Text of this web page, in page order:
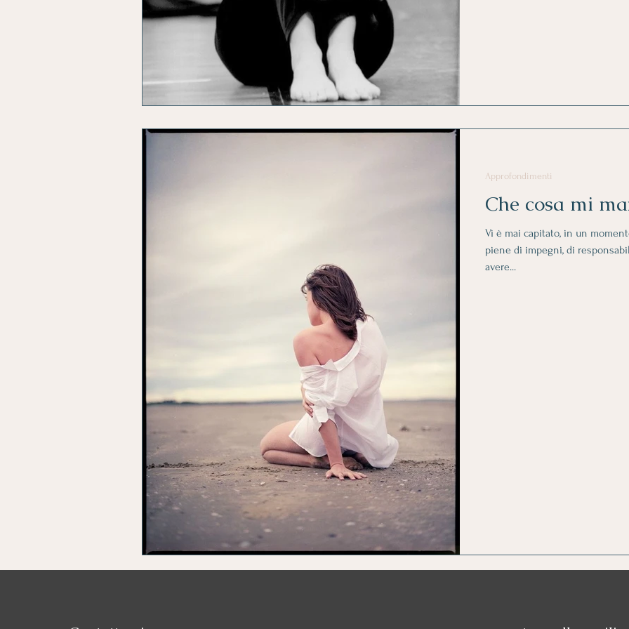
Che cosa mi
Vi è mai capitato, in un
piene di impegni, di
avere...
Approfondimenti